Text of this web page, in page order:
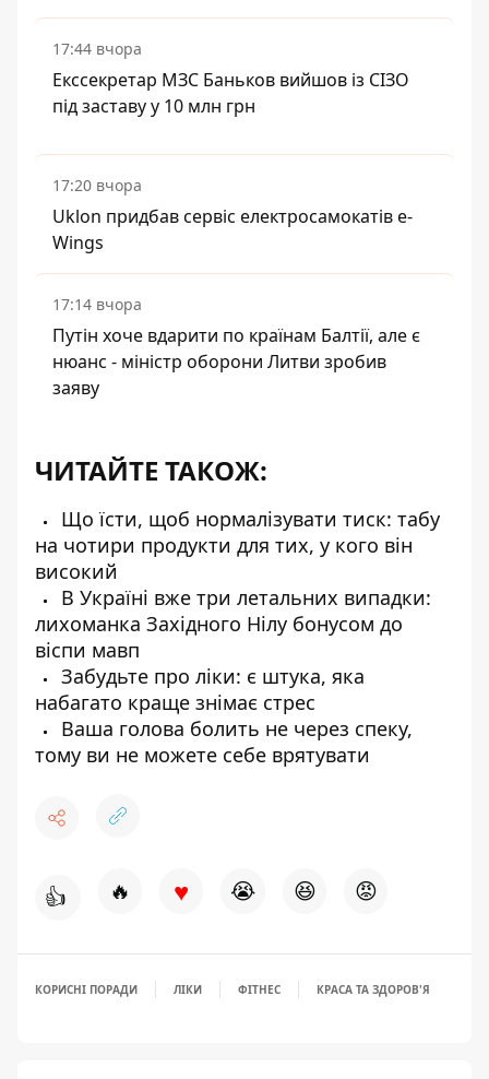
17:44 вчора
Екссекретар МЗС Баньков вийшов із СІЗО
під заставу у 10 млн грн
17:20 вчора
Uklon придбав сервіс електросамокатів e-
Wings
17:14 вчора
Путін хоче вдарити по країнам Балтії, але є
нюанс - міністр оборони Литви зробив
заяву
ЧИТАЙТЕ ТАКОЖ:
Що їсти, щоб нормалізувати тиск: табу
на чотири продукти для тих, у кого він
високий
В Україні вже три летальних випадки:
лихоманка Західного Нілу бонусом до
віспи мавп
Забудьте про ліки: є штука, яка
набагато краще знімає стрес
Ваша голова болить не через спеку,
тому ви не можете себе врятувати
👍 🔥 ♥ 😭 😆 😡
КОРИСНІ ПОРАДИ ЛІКИ ФІТНЕС КРАСА ТА ЗДОРОВ'Я